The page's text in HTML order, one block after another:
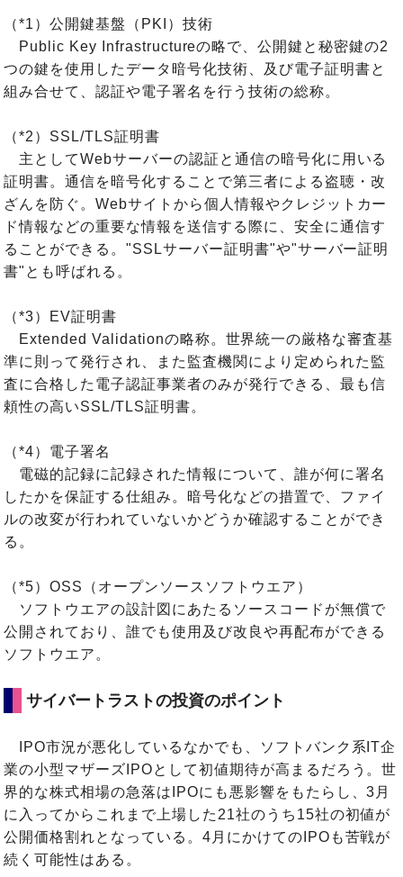
（*1）公開鍵基盤（PKI）技術
Public Key Infrastructureの略で、公開鍵と秘密鍵の2
つの鍵を使用したデータ暗号化技術、及び電子証明書と
組み合せて、認証や電子署名を行う技術の総称。
（*2）SSL/TLS証明書
主としてWebサーバーの認証と通信の暗号化に用いる
証明書。通信を暗号化することで第三者による盗聴・改
ざんを防ぐ。Webサイトから個人情報やクレジットカー
ド情報などの重要な情報を送信する際に、安全に通信す
ることができる。"SSLサーバー証明書"や"サーバー証明
書"とも呼ばれる。
（*3）EV証明書
Extended Validationの略称。世界統一の厳格な審査基
準に則って発行され、また監査機関により定められた監
査に合格した電子認証事業者のみが発行できる、最も信
頼性の高いSSL/TLS証明書。
（*4）電子署名
電磁的記録に記録された情報について、誰が何に署名
したかを保証する仕組み。暗号化などの措置で、ファイ
ルの改変が行われていないかどうか確認することができ
る。
（*5）OSS（オープンソースソフトウエア）
ソフトウエアの設計図にあたるソースコードが無償で
公開されており、誰でも使用及び改良や再配布ができる
ソフトウエア。
サイバートラストの投資のポイント
IPO市況が悪化しているなかでも、ソフトバンク系IT企
業の小型マザーズIPOとして初値期待が高まるだろう。世
界的な株式相場の急落はIPOにも悪影響をもたらし、3月
に入ってからこれまで上場した21社のうち15社の初値が
公開価格割れとなっている。4月にかけてのIPOも苦戦が
続く可能性はある。